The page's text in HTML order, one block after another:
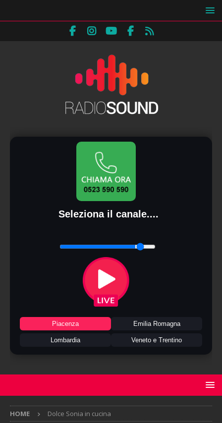
Seleziona il canale....
Piacenza Emilia Romagna
Lombardia Veneto e Trentino
HOME Dolce Sonia in cucina